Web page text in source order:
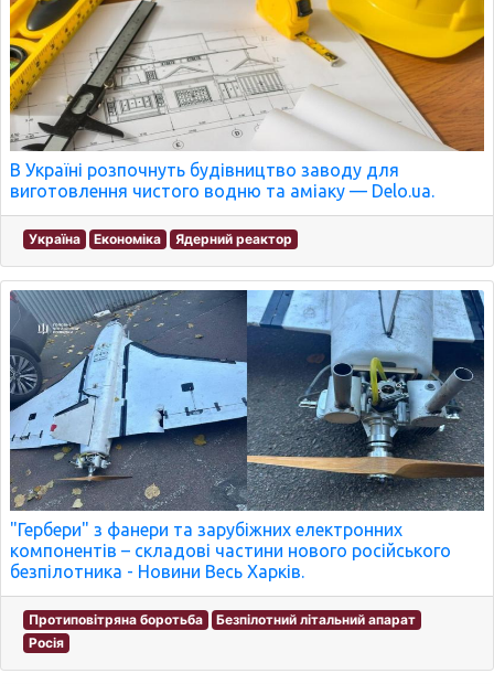
В Україні розпочнуть будівництво заводу для
виготовлення чистого водню та аміаку — Delo.ua.
Україна Економіка Ядерний реактор
"Гербери" з фанери та зарубіжних електронних
компонентів – складові частини нового російського
безпілотника - Новини Весь Харків.
Протиповітряна боротьба
Безпілотний літальний апарат
Росія